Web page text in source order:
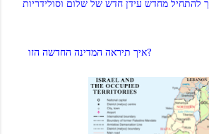
איך תיראה המדינה החדשה הזו?